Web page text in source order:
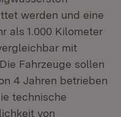
werden und eine
als 1.000 Kilometer
mit
Fahrzeuge sollen
4 Jahren betrieben
technische
von